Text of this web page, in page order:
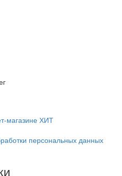
магазине ХИТ
персональных данных